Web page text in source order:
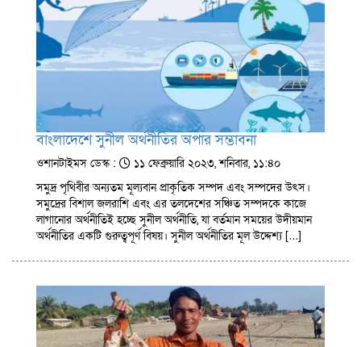
বাংলাদেশে সুনীল অর্থনীতির অপার সম্ভাবনা
ওশানটাইমস ডেস্ক :
১১ ফেব্রুয়ারি ২০২৩, শনিবার, ১১:৪০
সমুদ্র পৃথিবীর অন্যতম মূল্যবান প্রাকৃতিক সম্পদ এবং সম্পদের উৎস।
সমুদ্রের বিশাল জলরাশি এবং এর তলদেশের সঞ্চিত সম্পদকে কাজে
লাগানোর অর্থনীতিই হচ্ছে সুনীল অর্থনীতি, যা বর্তমান সময়ের উদীয়মান
অর্থনীতির একটি গুরুত্বপূর্ণ বিষয়। সুনীল অর্থনীতির মূল উদ্দেশ্য […]